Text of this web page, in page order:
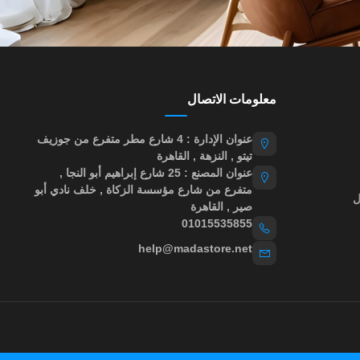
معلومات الاتصال
عنوان الإدارة : 4 شارع مطر متفرع من جوزيف
تيتو , النزهة , القاهرة
عنوان المصنع : 25 شارع إبراهيم أبو النجا ,
متفرع من شارع مؤسسة الزكاة , خلف نادي أبو
صير , القاهرة
01015535855
help@madastore.net